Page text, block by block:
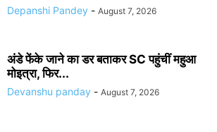
Depanshi Pandey - August 7, 2026
अंडे फेंके जाने का डर बताकर SC पहुंचीं महुआ
मोइत्रा, फिर...
Devanshu panday - August 7, 2026